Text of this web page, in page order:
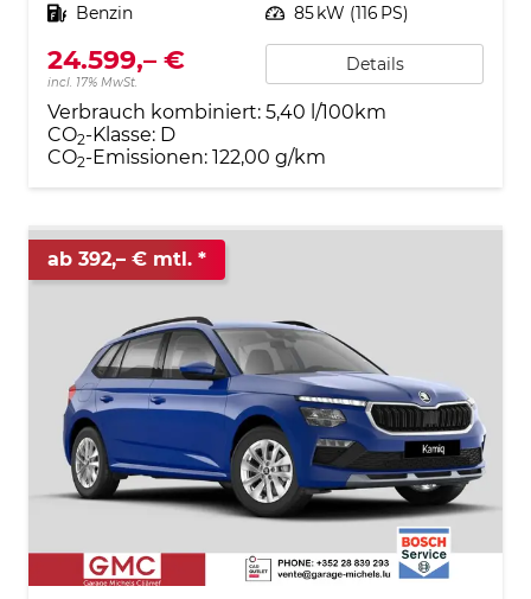
Kraftstoff Benzin Leistung 85 kW (116 PS)
24.599,– €
incl. 17% MwSt.
Details
Verbrauch kombiniert: 5,40 l/100km
CO2-Klasse: D
CO2-Emissionen: 122,00 g/km
ab 392,– € mtl.